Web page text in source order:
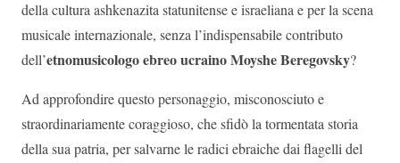
della cultura ashkenazita statunitense e israeliana e per la scena
musicale internazionale, senza l’indispensabile contributo
dell’etnomusicologo ebreo ucraino Moyshe Beregovsky?
Ad approfondire questo personaggio, misconosciuto e
straordinariamente coraggioso, che sfidò la tormentata storia
della sua patria, per salvarne le radici ebraiche dai flagelli del